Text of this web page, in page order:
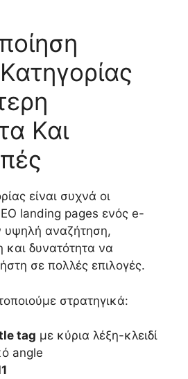
Και
είναι συχνά οι
landing pages ενός e-
υψηλή αναζήτηση,
και δυνατότητα να
σε πολλές επιλογές.
στρατηγικά:
tag με κύρια λέξη-κλειδί
angle